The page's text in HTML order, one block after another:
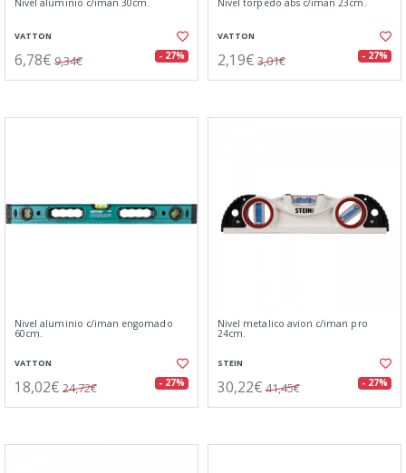
Nivel aluminio c/iman 30cm.
VATTON
6,78€ 9,34€ - 27%
Nivel torpedo abs c/iman 23cm.
VATTON
2,19€ 3,01€ - 27%
Nivel aluminio c/iman engomado
60cm.
VATTON
18,02€ 24,72€ - 27%
Nivel metalico avion c/iman pro
24cm.
STEIN
30,22€ 41,45€ - 27%